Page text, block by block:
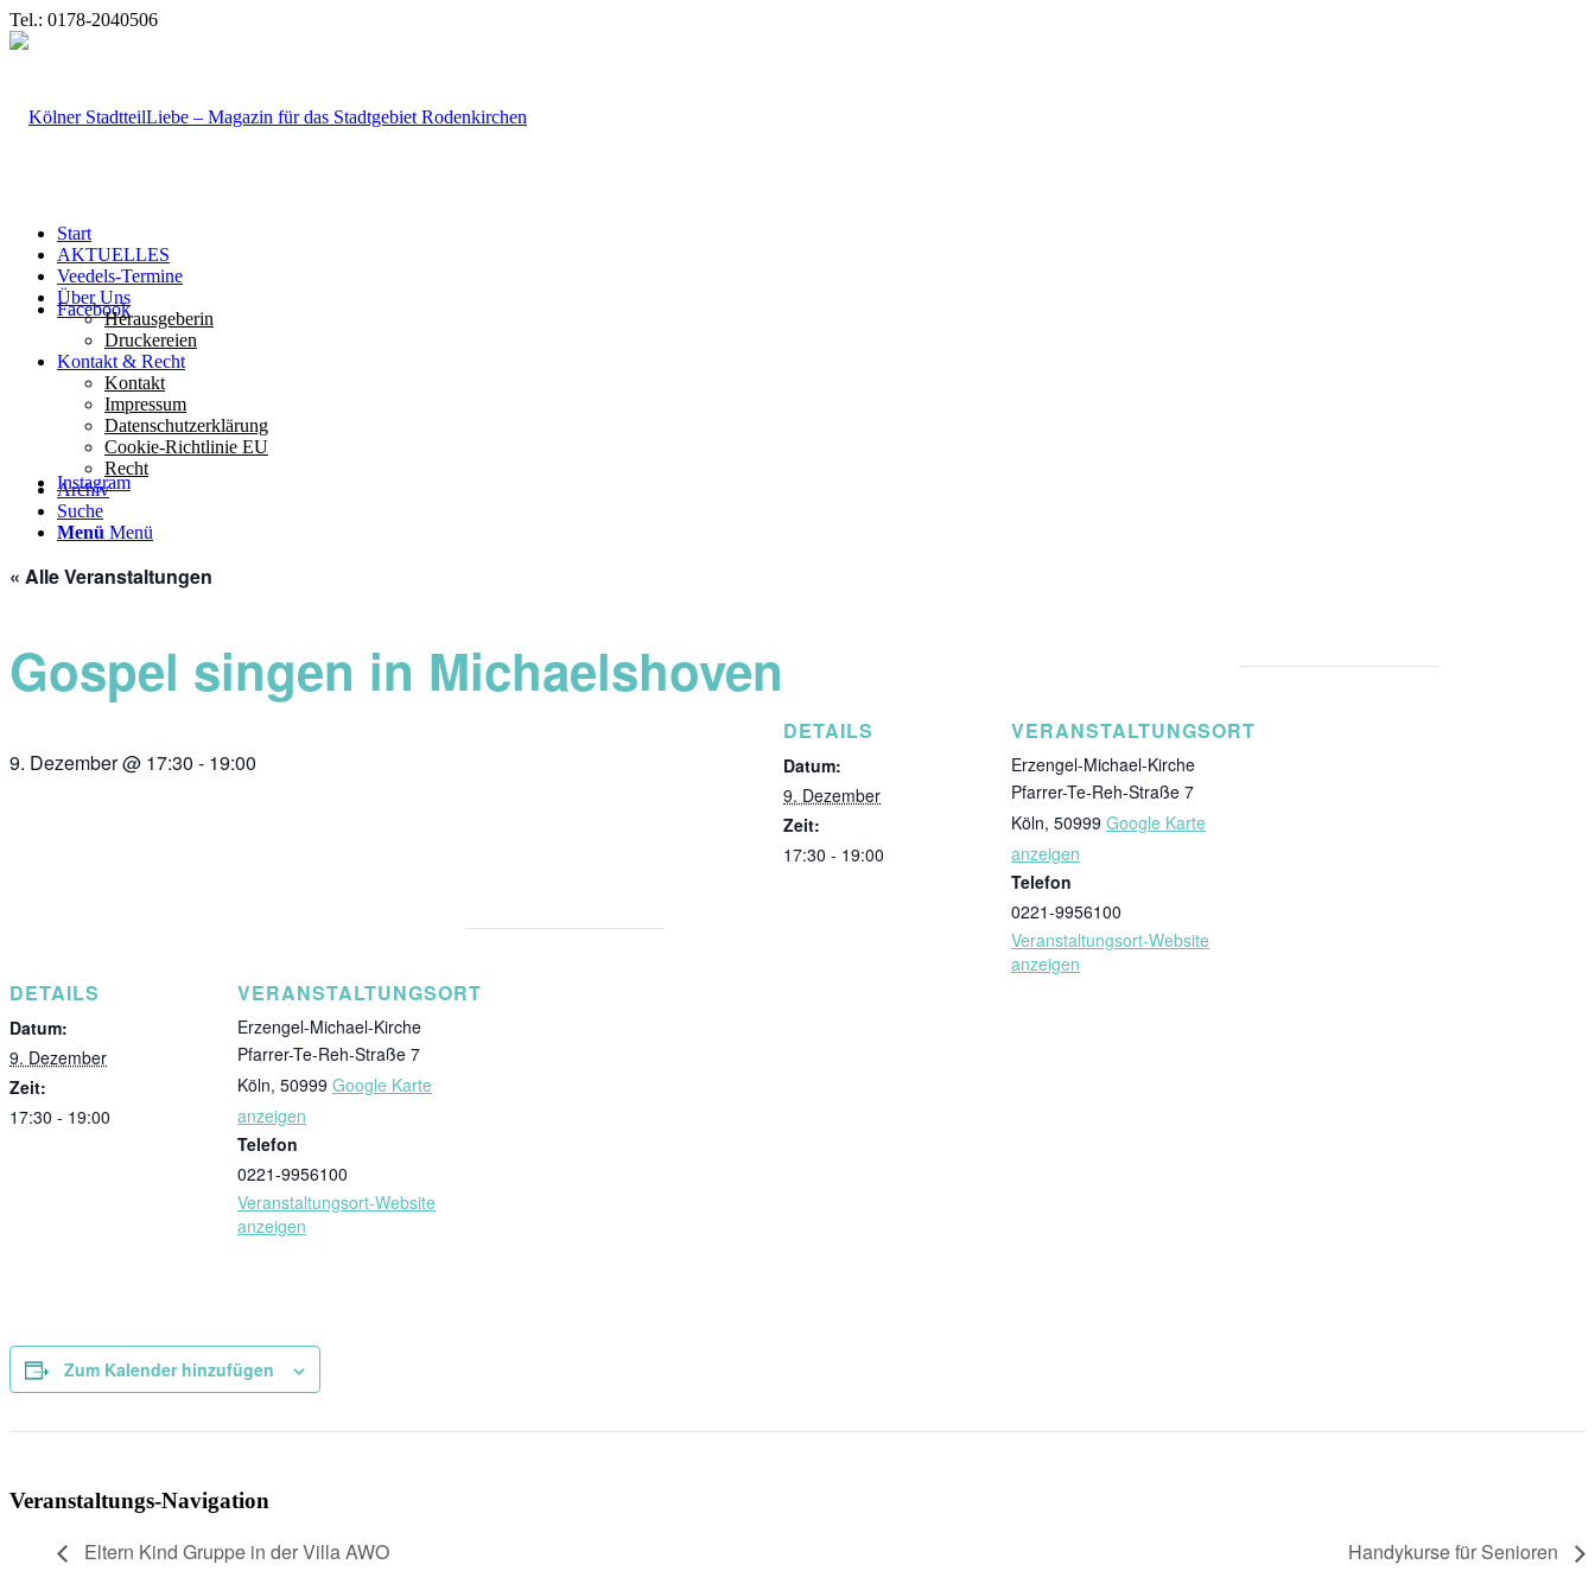
Tel.: 0178-2040506
Facebook
Instagram
Start
AKTUELLES
Veedels-Termine
Über Uns
Herausgeberin
Druckereien
Kontakt & Recht
Kontakt
Impressum
Datenschutzerklärung
Cookie-Richtlinie EU
Recht
Archiv
Suche
Menü Menü
« Alle Veranstaltungen
Gospel singen in Michaelshoven
9. Dezember @ 17:30 - 19:00
DETAILS
Datum:
9. Dezember
Zeit:
17:30 - 19:00
VERANSTALTUNGSORT
Erzengel-Michael-Kirche
Pfarrer-Te-Reh-Straße 7
Köln, 50999 Google Karte
anzeigen
Telefon
0221-9956100
Veranstaltungsort-Website
anzeigen
Zum Kalender hinzufügen
DETAILS
Datum:
9. Dezember
Zeit:
17:30 - 19:00
VERANSTALTUNGSORT
Erzengel-Michael-Kirche
Pfarrer-Te-Reh-Straße 7
Köln, 50999 Google Karte
anzeigen
Telefon
0221-9956100
Veranstaltungsort-Website
anzeigen
Veranstaltungs-Navigation
Eltern Kind Gruppe in der Villa AWO Handykurse für Senioren